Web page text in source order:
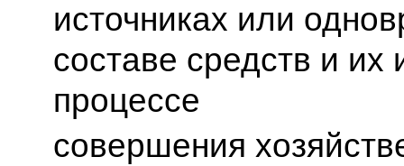
источниках или
составе средств и их
процессе
совершения